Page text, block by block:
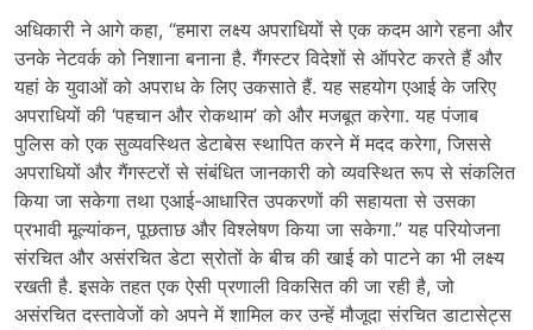
अधिकारी ने आगे कहा, “हमारा लक्ष्य अपराधियों से एक कदम आगे रहना और
उनके नेटवर्क को निशाना बनाना है. गैंगस्टर विदेशों से ऑपरेट करते हैं और
यहां के युवाओं को अपराध के लिए उकसाते हैं. यह सहयोग एआई के जरिए
अपराधियों की ‘पहचान और रोकथाम’ को और मजबूत करेगा. यह पंजाब
पुलिस को एक सुव्यवस्थित डेटाबेस स्थापित करने में मदद करेगा, जिससे
अपराधियों और गैंगस्टरों से संबंधित जानकारी को व्यवस्थित रूप से संकलित
किया जा सकेगा तथा एआई-आधारित उपकरणों की सहायता से उसका
प्रभावी मूल्यांकन, पूछताछ और विश्लेषण किया जा सकेगा.” यह परियोजना
संरचित और असंरचित डेटा स्रोतों के बीच की खाई को पाटने का भी लक्ष्य
रखती है. इसके तहत एक ऐसी प्रणाली विकसित की जा रही है, जो
असंरचित दस्तावेजों को अपने में शामिल कर उन्हें मौजूदा संरचित डाटासेट्स